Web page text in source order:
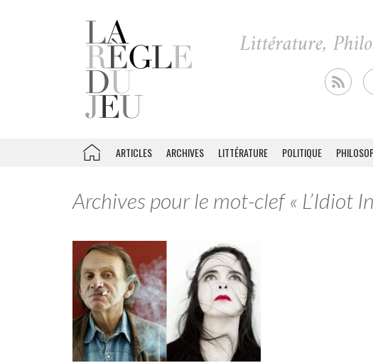
ARTICLES ARCHIVES LITTÉRATURE POLITIQUE
Archives pour le mot-clef « L’Idiot